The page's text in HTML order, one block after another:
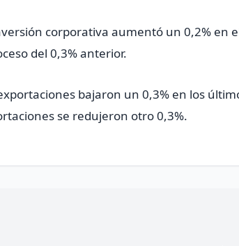
corporativa aumentó un 0,2% en
del 0,3% anterior.
bajaron un 0,3% en los
se redujeron otro 0,3%.